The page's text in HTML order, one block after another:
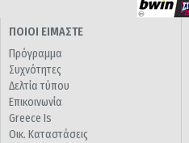
ΠΟΙΟΙ ΕΙΜΑΣΤΕ
Πρόγραμμα
Συχνότητες
Δελτία τύπου
Επικοινωνία
Greece Is
Οικ. Καταστάσεις